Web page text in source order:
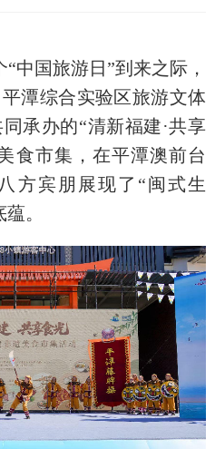
中国旅游日”到来之际，
潭综合实验区旅游文体
承办的“清新福建·共享
食市集，在平潭澳前台
方宾朋展现了“闽式生
。